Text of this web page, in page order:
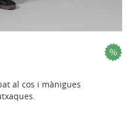
al cos i mànigues